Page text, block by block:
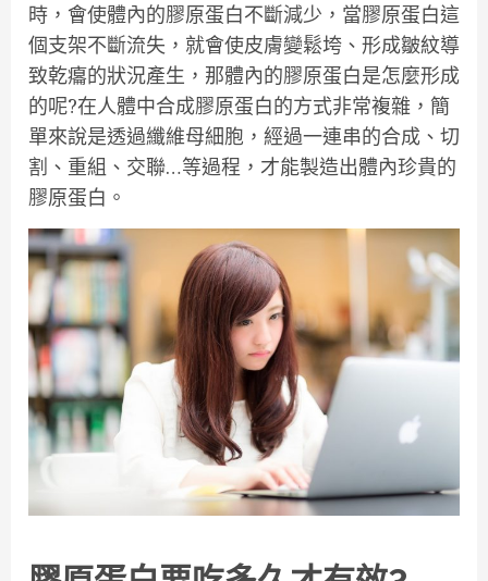
時，會使體內的膠原蛋白不斷減少，當膠原蛋白這
個支架不斷流失，就會使皮膚變鬆垮、形成皺紋導
致乾癟的狀況產生，那體內的膠原蛋白是怎麼形成
的呢?在人體中合成膠原蛋白的方式非常複雜，簡
單來說是透過纖維母細胞，經過一連串的合成、切
割、重組、交聯…等過程，才能製造出體內珍貴的
膠原蛋白。